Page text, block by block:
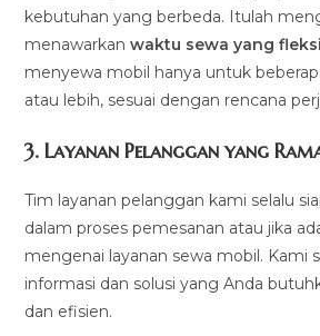
kebutuhan yang berbeda. Itulah
menawarkanwaktu sewa yang
menyewa mobil hanya untuk
atau lebih, sesuai dengan rencana
3.Layanan Pelanggan yang
Tim layanan pelanggan kami selalu
dalam proses pemesanan atau jika
mengenai layanan sewa mobil. Kami
informasi dan solusi yang Anda
dan efisien.